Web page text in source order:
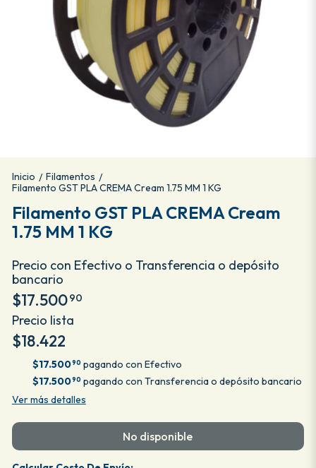
Inicio / Filamentos /
Filamento GST PLA CREMA Cream 1.75 MM 1 KG
Filamento GST PLA CREMA Cream
1.75 MM 1 KG
Precio con Efectivo o Transferencia o depósito
bancario
$17.50090
Precio lista
$18.422
$17.50090 pagando con Efectivo
$17.50090 pagando con Transferencia o depósito bancario
Ver más detalles
No disponible